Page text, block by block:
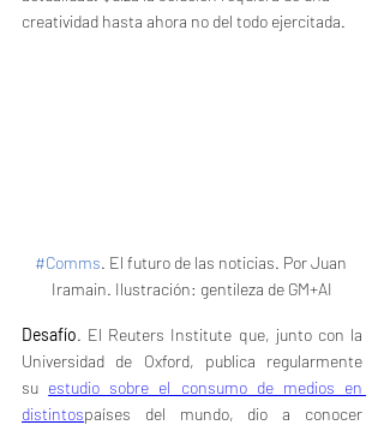
creatividad hasta ahora no del todo ejercitada.
#Comms. El futuro de las noticias. Por Juan
Iramain. Ilustración: gentileza de GM+AI
Desafío. El Reuters Institute que, junto con la
Universidad de Oxford, publica regularmente
su estudio sobre el consumo de medios en
distintospaíses del mundo, dio a conocer